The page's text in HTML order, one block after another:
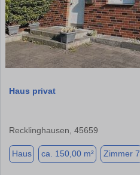
Haus privat
Recklinghausen, 45659
Haus ca. 150,00 m² Zimmer 7